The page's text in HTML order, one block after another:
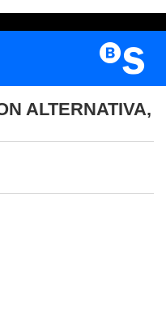
ALTERNATIVA,